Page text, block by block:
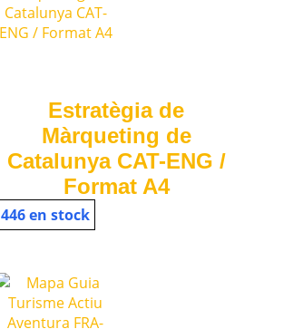
Estratègia de
Màrqueting de
Catalunya CAT-ENG /
Format A4
446 en stock